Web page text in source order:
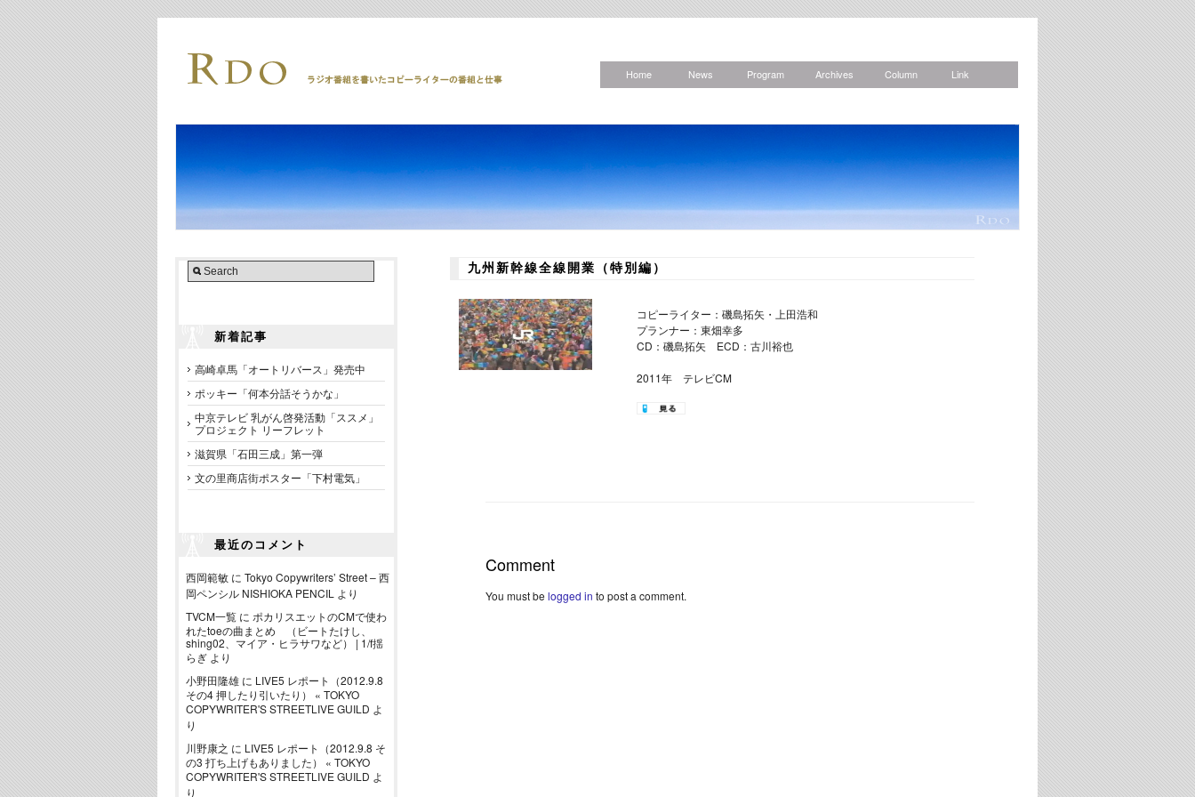
Home News Program Archives Column Link
新着記事
高崎卓馬「オートリバース」発売中
ポッキー「何本分話そうかな」
中京テレビ 乳がん啓発活動「ススメ」
プロジェクト リーフレット
滋賀県「石田三成」第一弾
文の里商店街ポスター「下村電気」
最近のコメント
西岡範敏 に Tokyo Copywriters’ Street – 西
岡ペンシル NISHIOKA PENCIL より
TVCM一覧 に ポカリスエットのCMで使わ
れたtoeの曲まとめ （ビートたけし、
shing02、マイア・ヒラサワなど） | 1/f揺
らぎ より
小野田隆雄 に LIVE5 レポート（2012.9.8
その4 押したり引いたり） « TOKYO
COPYWRITER'S STREETLIVE GUILD よ
り
川野康之 に LIVE5 レポート（2012.9.8 そ
の3 打ち上げもありました） « TOKYO
COPYWRITER'S STREETLIVE GUILD よ
り
九州新幹線全線開業（特別編）
コピーライター：磯島拓矢・上田浩和
プランナー：東畑幸多
CD：磯島拓矢 ECD：古川裕也
2011年 テレビCM
Comment
You must be logged in to post a comment.